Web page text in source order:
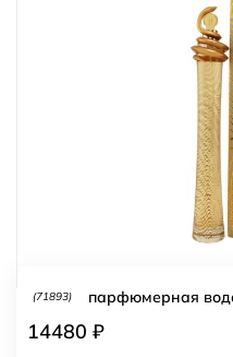
(71893) парфюмерная
14480 ₽